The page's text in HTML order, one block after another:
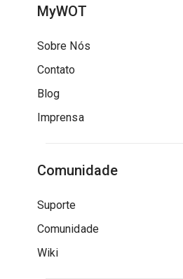
MyWOT
Sobre Nós
Contato
Blog
Imprensa
Comunidade
Suporte
Comunidade
Wiki